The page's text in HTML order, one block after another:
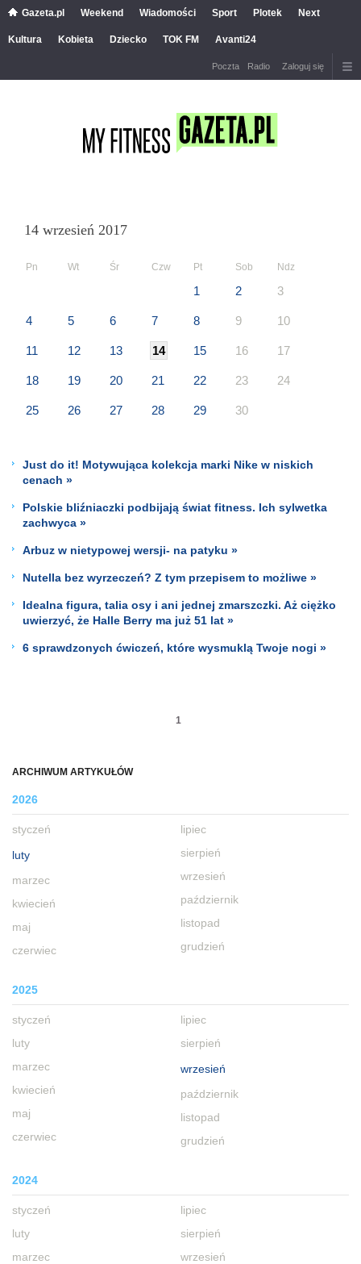
Gazeta.pl Weekend Wiadomości Sport Plotek Next
Kultura Kobieta Dziecko TOK FM Avanti24
Poczta Radio Zaloguj się
ARCHIWUM ARTYKUŁÓW
2026
styczeń
luty
marzec
kwiecień
maj
czerwiec
lipiec
sierpień
wrzesień
październik
listopad
grudzień
2025
styczeń
luty
marzec
kwiecień
maj
czerwiec
lipiec
sierpień
wrzesień
październik
listopad
grudzień
2024
styczeń
luty
marzec
lipiec
sierpień
wrzesień
14 wrzesień 2017
Pn Wt Śr Czw Pt Sob Ndz
1 2 3
4 5 6 7 8 9 10
11 12 13 14 15 16 17
18 19 20 21 22 23 24
25 26 27 28 29 30
Just do it! Motywująca kolekcja marki Nike w niskich
cenach »
Polskie bliźniaczki podbijają świat fitness. Ich sylwetka
zachwyca »
Arbuz w nietypowej wersji- na patyku »
Nutella bez wyrzeczeń? Z tym przepisem to możliwe »
Idealna figura, talia osy i ani jednej zmarszczki. Aż ciężko
uwierzyć, że Halle Berry ma już 51 lat »
6 sprawdzonych ćwiczeń, które wysmuklą Twoje nogi »
1